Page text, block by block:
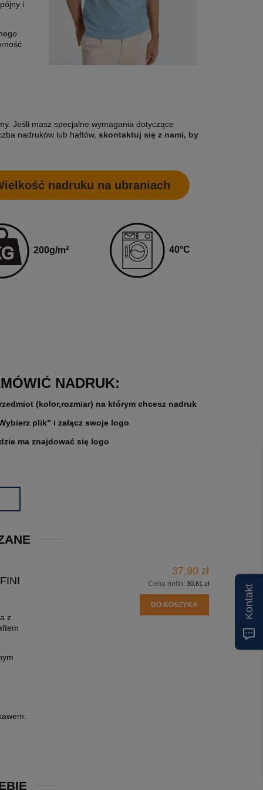
i
Jeśli masz specjalne wymagania dotyczące
nadruków lub haftów, skontaktuj się z nami, by
nadruku na ubraniach
200g/m² 40°C
NADRUK:
(kolor,rozmiar) na którym chcesz nadruk
plik" i załącz swoje logo
ma znajdować się logo
z
37,90 zł
Cena netto: 30,81 zł
DO KOSZYKA Kontakt